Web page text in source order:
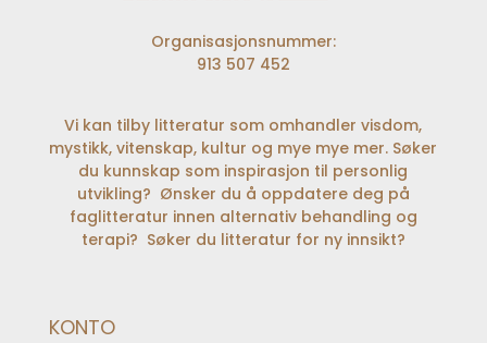
Organisasjonsnummer:
913 507 452
Vi kan tilby litteratur som omhandler visdom,
mystikk, vitenskap, kultur og mye mye mer. Søker
du kunnskap som inspirasjon til personlig
utvikling? Ønsker du å oppdatere deg på
faglitteratur innen alternativ behandling og
terapi? Søker du litteratur for ny innsikt?
KONTO